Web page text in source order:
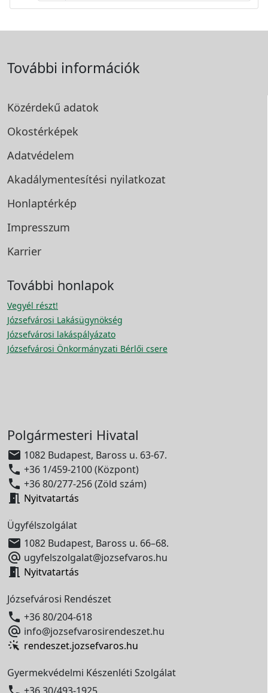
További információk
Közérdekű adatok
Okostérképek
Adatvédelem
Akadálymentesítési nyilatkozat
Honlaptérkép
Impresszum
Karrier
További honlapok
Vegyél részt!
Józsefvárosi Lakásügynökség
Józsefvárosi lakáspályázato
Józsefvárosi Önkormányzati Bérlői csere
Polgármesteri Hivatal
 1082 Budapest, Baross u. 63-67.
 +36 1/459-2100 (Központ)
 +36 80/277-256 (Zöld szám)
 Nyitvatartás
Ügyfélszolgálat
 1082 Budapest, Baross u. 66–68.
 ugyfelszolgalat@jozsefvaros.hu
 Nyitvatartás
Józsefvárosi Rendészet
 +36 80/204-618
 info@jozsefvarosirendeszet.hu
rendeszet.jozsefvaros.hu
Gyermekvédelmi Készenléti Szolgálat